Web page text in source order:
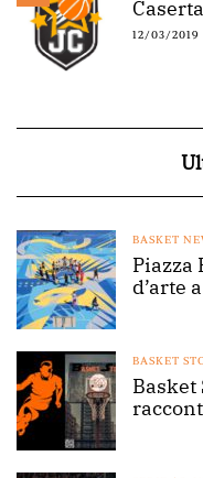
12/03/2019
BASKET
Piazza
d’arte
BASKET